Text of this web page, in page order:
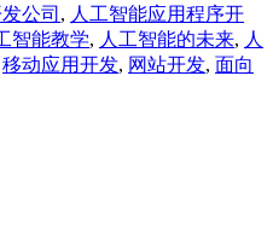
公司 , 人工智能应用程序开
智能教学, 人工智能的未来, 人
移动应用开发, 网站开发, 面向